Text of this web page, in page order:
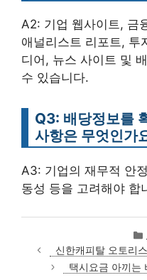
A2: 기업 웹사이트, 금
애널리스트 리포트, 투
디어, 뉴스 사이트 및
수 있습니다.
Q3: 배당정보를
사항은 무엇인가
A3: 기업의 재무적 안
동성 등을 고려해야 합
신한캐피탈 오토리
택시요금 아끼는